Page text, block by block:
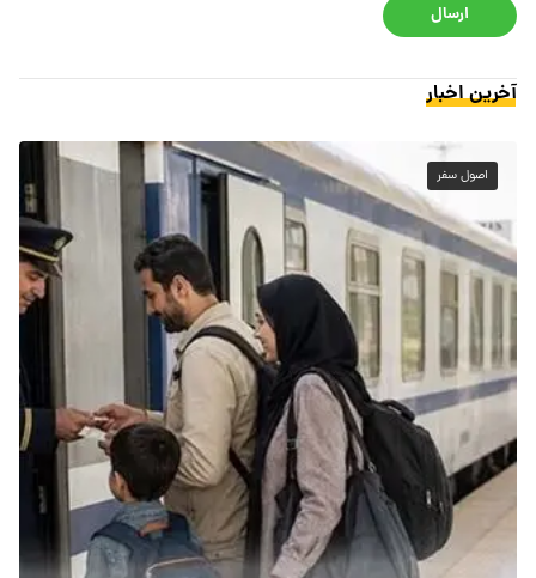
ارسال
آخرین اخبار
اصول سفر